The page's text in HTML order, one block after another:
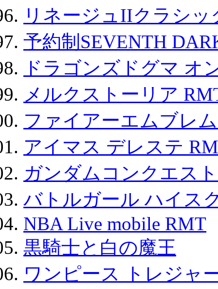
リネージュIIクラシ
予約制SEVENTH
ドラゴンズドグマ オ
メルクストーリア
ファイアーエムブレ
アイマス デレステ
ガンダムコンクエスト
バトルガール ハイス
NBA Live mobile RMT
黒騎士と白の魔王
ワンピース トレジャ